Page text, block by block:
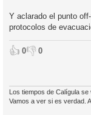
Y aclarado el punto
protocolos de
👍 0👎 0
Los tiempos de Calígula se
Vamos a ver si es verdad.